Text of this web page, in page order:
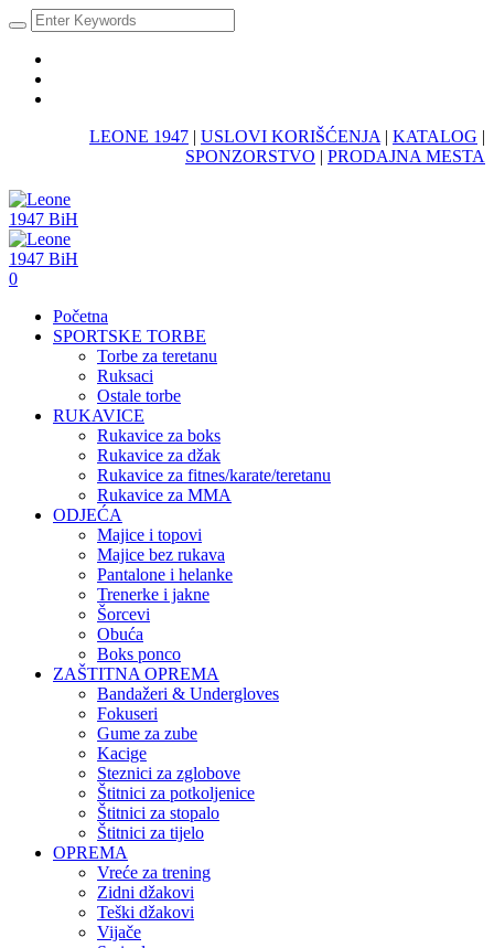
LEONE 1947 | USLOVI KORIŠĆENJA | KATALOG |
SPONZORSTVO | PRODAJNA MESTA
0
Početna
SPORTSKE TORBE
Torbe za teretanu
Ruksaci
Ostale torbe
RUKAVICE
Rukavice za boks
Rukavice za džak
Rukavice za fitnes/karate/teretanu
Rukavice za MMA
ODJEĆA
Majice i topovi
Majice bez rukava
Pantalone i helanke
Trenerke i jakne
Šorcevi
Obuća
Boks ponco
ZAŠTITNA OPREMA
Bandažeri & Undergloves
Fokuseri
Gume za zube
Kacige
Steznici za zglobove
Štitnici za potkoljenice
Štitnici za stopalo
Štitnici za tijelo
OPREMA
Vreće za trening
Zidni džakovi
Teški džakovi
Vijače